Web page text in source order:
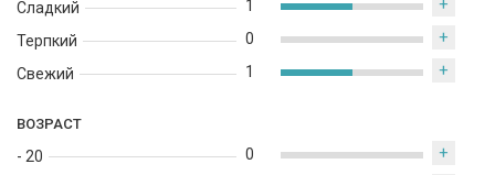
Сладкий
Терпкий
Свежий
1 +
0 +
1 +
ВОЗРАСТ
- 20
0 +